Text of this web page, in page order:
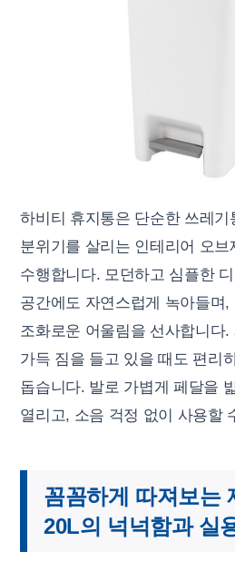
하비티 휴지통은 단순한 쓰레기
분위기를 살리는 인테리어 오브
수행합니다. 모던하고 심플한
공간에도 자연스럽게 녹아들며,
조화로운 어울림을 선사합니다
가득 짐을 들고 있을 때도 편리
돕습니다. 발로 가볍게 페달을
열리고, 소음 걱정 없이 사용할
꼼꼼하게 따져보는
20L의 넉넉함과 실